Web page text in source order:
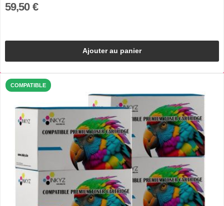
59,50 €
Ajouter au panier
COMPATIBLE